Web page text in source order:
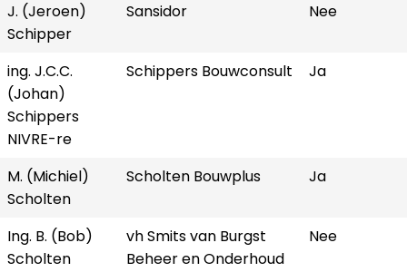
J. (Jeroen)
Schipper
Sansidor Nee
ing. J.C.C.
(Johan)
Schippers
NIVRE-re
Schippers Bouwconsult Ja
M. (Michiel)
Scholten
Scholten Bouwplus Ja
Ing. B. (Bob)
Scholten
vh Smits van Burgst
Beheer en Onderhoud
Nee